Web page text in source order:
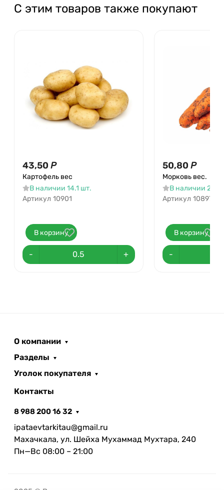
С этим товаров также покупают
43,50 Р
Картофель вес
В наличии 14.1 шт.
Артикул 10901
В корзину
- +
50,80 Р
Морковь вес.
В наличии 26.5
Артикул 10897
В корзину
-
О компании
Разделы
Уголок покупателя
Контакты
8 988 200 16 32
ipataevtarkitau@gmail.ru
Махачкала, ул. Шейха Мухаммад Мухтара, 240
Пн—Вс 08:00 – 21:00